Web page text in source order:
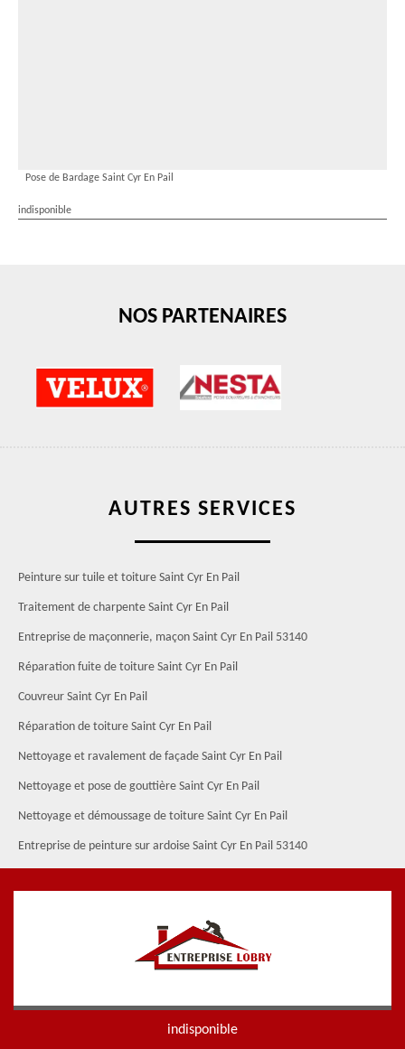
Pose de Bardage Saint Cyr En Pail
indisponible
NOS PARTENAIRES
AUTRES SERVICES
Peinture sur tuile et toiture Saint Cyr En Pail
Traitement de charpente Saint Cyr En Pail
Entreprise de maçonnerie, maçon Saint Cyr En Pail 53140
Réparation fuite de toiture Saint Cyr En Pail
Couvreur Saint Cyr En Pail
Réparation de toiture Saint Cyr En Pail
Nettoyage et ravalement de façade Saint Cyr En Pail
Nettoyage et pose de gouttière Saint Cyr En Pail
Nettoyage et démoussage de toiture Saint Cyr En Pail
Entreprise de peinture sur ardoise Saint Cyr En Pail 53140
indisponible